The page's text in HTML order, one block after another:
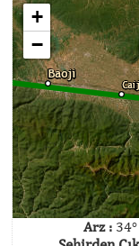
+
−
Arz :34°